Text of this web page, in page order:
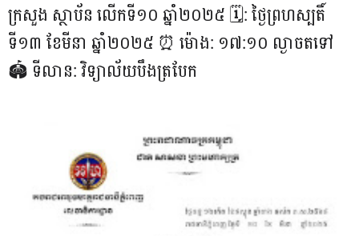
ក្រសួង ស្ថាប័ន លើកទី១០ ឆ្នាំ២០២៥ 🗓: ថ្ងៃព្រហស្បតិ៍
ទី១៣ ខែមីនា ឆ្នាំ២០២៥ ⏰ ម៉ោង: ១៧:១០ ល្ងាចតទៅ
🏟 ទីលាន: វិទ្យាល័យបឹងត្របែក